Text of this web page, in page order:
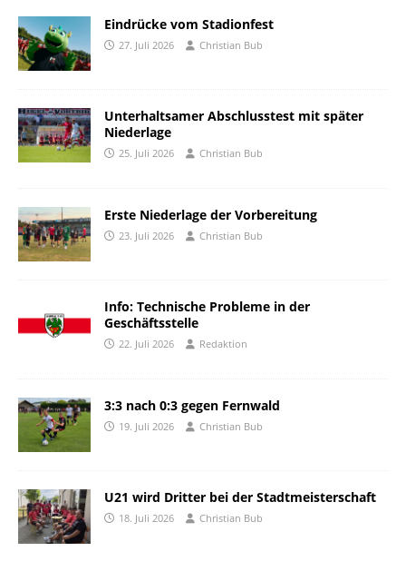
Eindrücke vom Stadionfest
27. Juli 2026 Christian Bub
Unterhaltsamer Abschlusstest mit später
Niederlage
25. Juli 2026 Christian Bub
Erste Niederlage der Vorbereitung
23. Juli 2026 Christian Bub
Info: Technische Probleme in der
Geschäftsstelle
22. Juli 2026 Redaktion
3:3 nach 0:3 gegen Fernwald
19. Juli 2026 Christian Bub
U21 wird Dritter bei der Stadtmeisterschaft
18. Juli 2026 Christian Bub